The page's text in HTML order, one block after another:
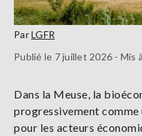
ParLGFR
Publié le 7 juillet 2026 - Mis
Dans la Meuse, la
progressivement
pour les acteurs